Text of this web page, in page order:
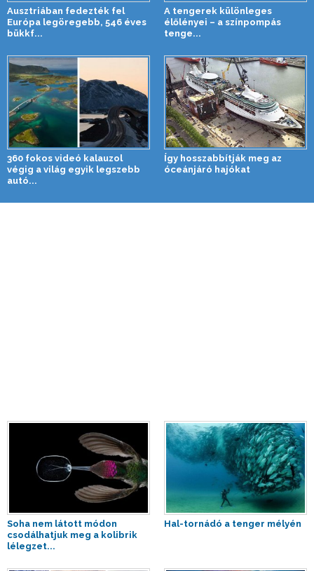
Ausztriában fedezték fel
Európa legöregebb, 546 éves
bükkf...
A tengerek különleges
élőlényei – a színpompás
tenge...
360 fokos videó kalauzol
végig a világ egyik legszebb
autó...
Így hosszabbítják meg az
óceánjáró hajókat
Soha nem látott módon
csodálhatjuk meg a kolibrik
lélegzet...
Hal-tornádó a tenger mélyén